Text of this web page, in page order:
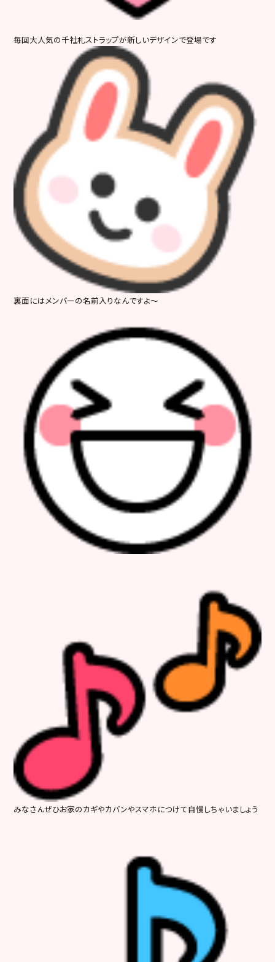
毎回大人気の千社札ストラップが新しいデザインで登場です
裏面にはメンバーの名前入りなんですよ～
みなさんぜひお家のカギやカバンやスマホにつけて自慢しちゃいましょう